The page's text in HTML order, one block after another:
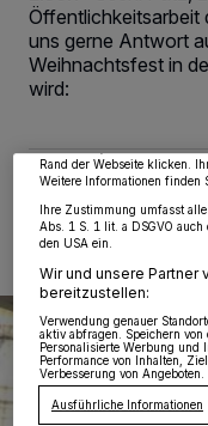
Öffentlichkeitsarbeit
uns gerne Antwort
Weihnachtsfest in
wird:
25.12.2025 , 12:00
Wir und unsere
-Partner
wie Browserdaten oder
von OK aktivieren Sie
Partner verarbeiten Daten,
Zwecke. Wenn Tracker
Rand der Webseite klicken.
Weitere Informationen finden
Ihre Zustimmung umfasst
Abs. 1 S. 1 lit. a DSGVO
den USA ein.
Wir und unsere Partner
bereitzustellen:
Verwendung genauer
aktiv abfragen. Speichern
Personalisierte Werbung und
Performance von Inhalten,
Verbesserung von Angeboten.
Ausführliche Informationen